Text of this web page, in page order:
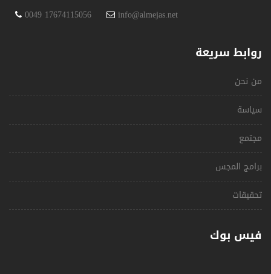
0049 17674115056
info@almejas.net
روابط سريعة
من نحن
سياسة
مجتمع
برامج المجس
تحقيقات
فيس بوك